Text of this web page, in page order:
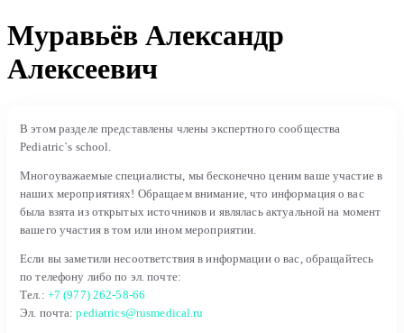
Муравьёв Александр
Алексеевич
В этом разделе представлены члены экспертного сообщества
Pediatric`s school.
Многоуважаемые специалисты, мы бесконечно ценим ваше участие в
наших мероприятиях! Обращаем внимание, что информация о вас
была взята из открытых источников и являлась актуальной на момент
вашего участия в том или ином мероприятии.
Если вы заметили несоответствия в информации о вас, обращайтесь
по телефону либо по эл. почте:
Тел.: +7 (977) 262-58-66
Эл. почта:pediatrics@rusmedical.ru